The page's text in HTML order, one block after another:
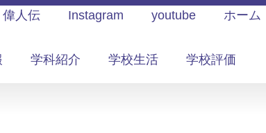
人伝 Instagram youtube ホーム
学科紹介 学校生活 学校評価